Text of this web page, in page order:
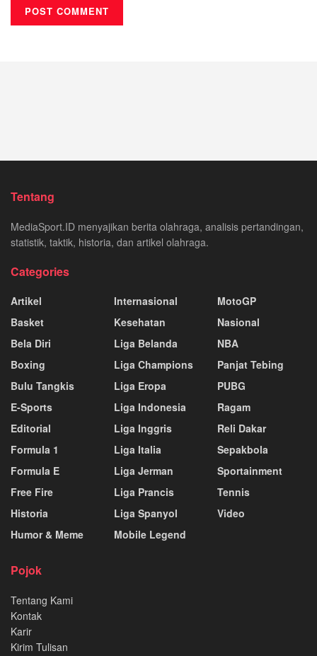
Tentang
MediaSport.ID menyajikan berita olahraga, analisis pertandingan,
statistik, taktik, historia, dan artikel olahraga.
Categories
Artikel
Basket
Bela Diri
Boxing
Bulu Tangkis
E-Sports
Editorial
Formula 1
Formula E
Free Fire
Historia
Humor & Meme
Internasional
Kesehatan
Liga Belanda
Liga Champions
Liga Eropa
Liga Indonesia
Liga Inggris
Liga Italia
Liga Jerman
Liga Prancis
Liga Spanyol
Mobile Legend
MotoGP
Nasional
NBA
Panjat Tebing
PUBG
Ragam
Reli Dakar
Sepakbola
Sportainment
Tennis
Video
Pojok
Tentang Kami
Kontak
Karir
Kirim Tulisan